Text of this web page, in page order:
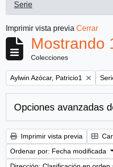
Serie
, 11 resultados
Imprimir vista previa Cerrar
Mostrando
Colecciones
Remove filter:
Aylwin Azócar, Patricio1
Opciones avanzadas
Imprimir vista previa
Ordenar por: Fecha modificada